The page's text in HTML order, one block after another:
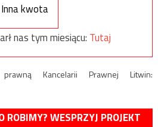
Inna kwota
nas tym miesiącu: Tutaj
Kancelarii Prawnej Litwin:
ROBIMY? WESPRZYJ PROJEKT